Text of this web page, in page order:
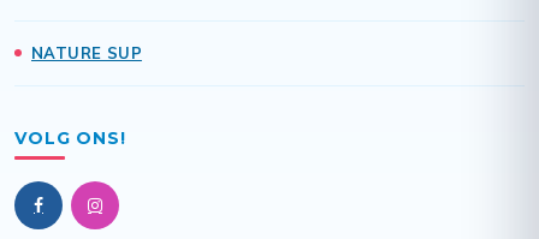
NATURE SUP
VOLG ONS!